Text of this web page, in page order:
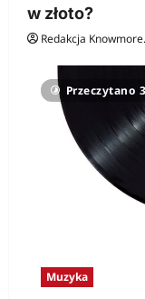
w złoto?
Redakcja
Przeczytano
Muzyka